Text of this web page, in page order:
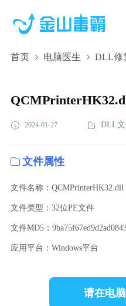
首页 电脑医生 DLL修
2024-01-27 DLL文
文件属性
文件名称：QCMPrinterHK32.dll
文件类型：32位PE文件
应用平台：Windows平台
请在电